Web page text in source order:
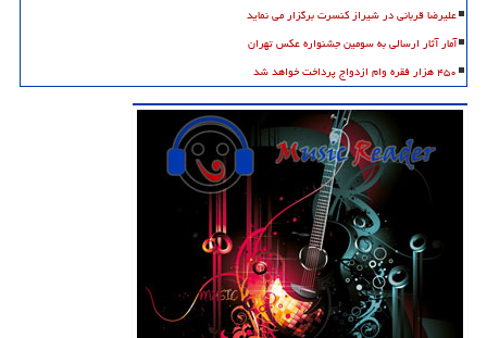
علیرضا قربانی در شیراز کنسرت برگزار می نماید
آمار آثار ارسالی به سومین جشنواره عکس تهران
۴۵۰ هزار فقره وام ازدواج پرداخت خواهد شد